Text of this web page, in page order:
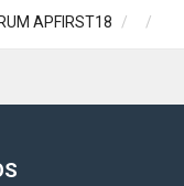
APFIRST18